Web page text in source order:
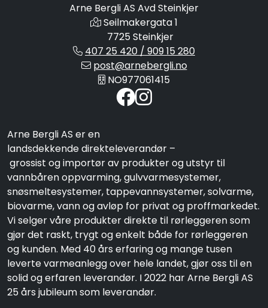
Arne Bergli AS Avd Steinkjer
Seilmakergata 1
7725 Steinkjer
407 25 420 / 909 15 280
post@arnebergli.no
NO977061415
Arne Bergli AS er en
landsdekkende direkteleverandør –
grossist og importør av produkter og utstyr til
vannbåren oppvarming, gulvvarmesystemer,
snøsmeltesystemer, tappevannsystemer, solvarme,
biovarme, vann og avløp for privat og proffmarkedet.
Vi selger våre produkter direkte til rørleggeren som
gjør det raskt, trygt og enkelt både for rørleggeren
og kunden. Med 40 års erfaring og mange tusen
leverte varmeanlegg over hele landet, gjør oss til en
solid og erfaren leverandør. I 2022 har Arne Bergli AS
25 års jubileum som leverandør.